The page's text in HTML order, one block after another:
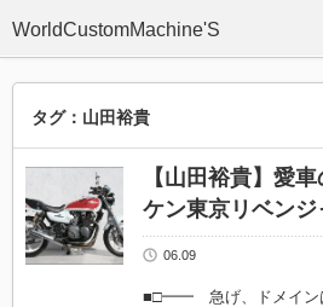
WorldCustomMachine'S
タグ：山田裕貴
【山田裕貴】愛
ケン東京リベン
06.09
■□━━ 急げ、ドメイ